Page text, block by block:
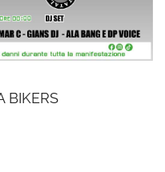
BIKERS